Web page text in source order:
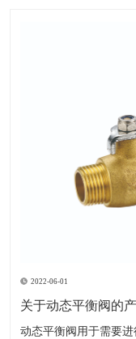
2022-06-01
关于动态平衡阀的
动态平衡阀用于需要